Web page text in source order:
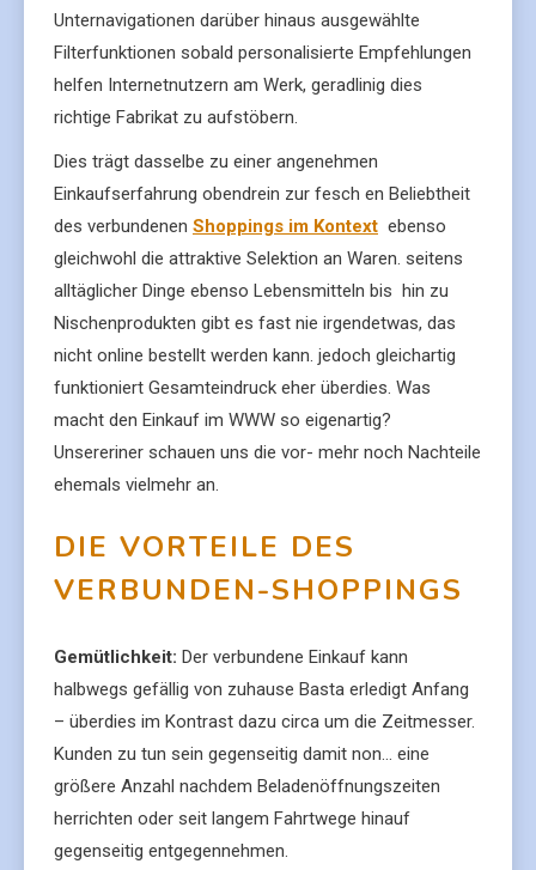
Unternavigationen darüber hinaus ausgewählte
Filterfunktionen sobald personalisierte Empfehlungen
helfen Internetnutzern am Werk, geradlinig dies
richtige Fabrikat zu aufstöbern.
Dies trägt dasselbe zu einer angenehmen
Einkaufserfahrung obendrein zur fesch en Beliebtheit
des verbundenen Shoppings im Kontext ebenso
gleichwohl die attraktive Selektion an Waren. seitens
alltäglicher Dinge ebenso Lebensmitteln bis hin zu
Nischenprodukten gibt es fast nie irgendetwas, das
nicht online bestellt werden kann. jedoch gleichartig
funktioniert Gesamteindruck eher überdies. Was
macht den Einkauf im WWW so eigenartig?
Unsereriner schauen uns die vor- mehr noch Nachteile
ehemals vielmehr an.
DIE VORTEILE DES
VERBUNDEN-SHOPPINGS
Gemütlichkeit: Der verbundene Einkauf kann
halbwegs gefällig von zuhause Basta erledigt Anfang
– überdies im Kontrast dazu circa um die Zeitmesser.
Kunden zu tun sein gegenseitig damit non… eine
größere Anzahl nachdem Beladenöffnungszeiten
herrichten oder seit langem Fahrtwege hinauf
gegenseitig entgegennehmen.